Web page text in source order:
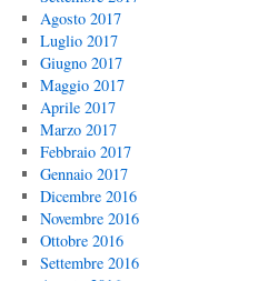
Agosto 2017
Luglio 2017
Giugno 2017
Maggio 2017
Aprile 2017
Marzo 2017
Febbraio 2017
Gennaio 2017
Dicembre 2016
Novembre 2016
Ottobre 2016
Settembre 2016